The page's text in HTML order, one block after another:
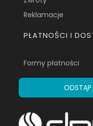
Reklamacje
PŁATNOŚCI I
Formy płatności